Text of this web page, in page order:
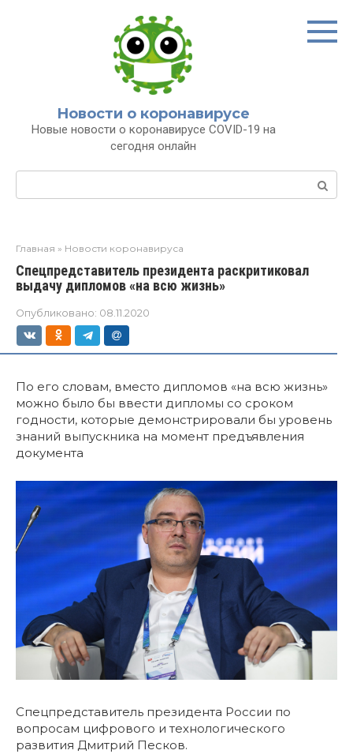
Новости о коронавирусе
Новые новости о коронавирусе COVID-19 на
сегодня онлайн
Главная » Новости коронавируса
Cпецпредставитель президента раскритиковал
выдачу дипломов «на всю жизнь»
Опубликовано: 08.11.2020
По его словам, вместо дипломов «на всю жизнь»
можно было бы ввести дипломы со сроком
годности, которые демонстрировали бы уровень
знаний выпускника на момент предъявления
документа
Спецпредставитель президента России по
вопросам цифрового и технологического
развития Дмитрий Песков.